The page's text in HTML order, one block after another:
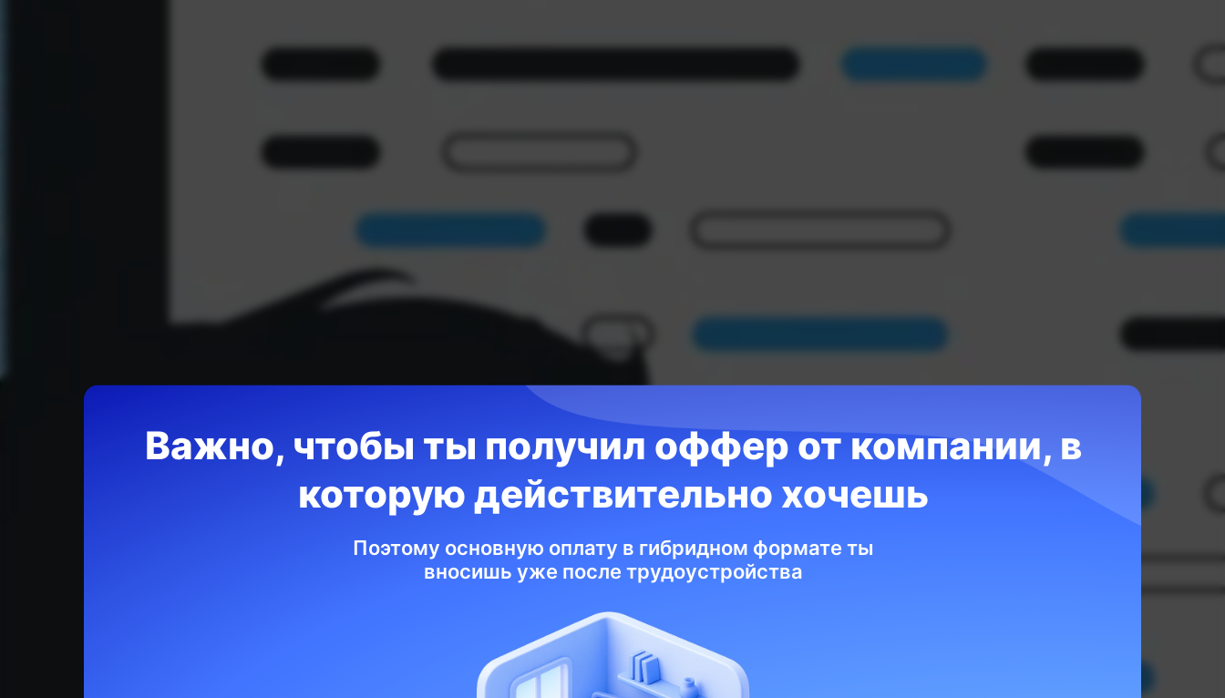
10 способов улучшить свой
код
Сегодня мы расскажем о способах, как можно сделать
Поэтому основную оплату в гибридном формате ты
вносишь уже после трудоустройства
Важно, чтобы ты получил оффер от компании, в
которую действительно хочешь